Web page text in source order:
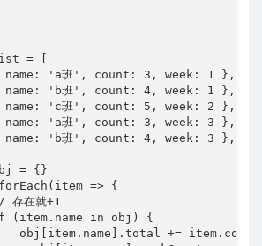
= [
'a班', count: 3, week: 1 },
'b班', count: 4, week: 1 },
'c班', count: 5, week: 2 },
'a班', count: 3, week: 3 },
'b班', count: 4, week: 3 },
= {}
=> {
存在就+1
(item.name in obj) {
obj[item.name].total += item.count